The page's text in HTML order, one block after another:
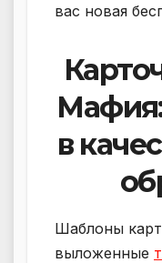
вас новая
в
Шаблоны
выложенные